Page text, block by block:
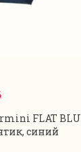
FLAT BLU
синий